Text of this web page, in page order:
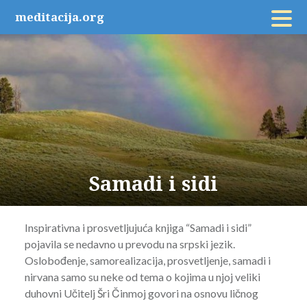
content
meditacija.org
Samadi i sidi
Inspirativna i prosvetljujuća knjiga “Samadi i sidi”
pojavila se nedavno u prevodu na srpski jezik.
Oslobođenje, samorealizacija, prosvetljenje, samadi i
nirvana samo su neke od tema o kojima u njoj veliki
duhovni Učitelj Šri Činmoj govori na osnovu ličnog